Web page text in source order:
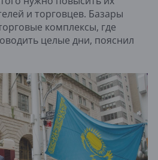
и торговцев. Базары
комплексы, где
целые дни, пояснил